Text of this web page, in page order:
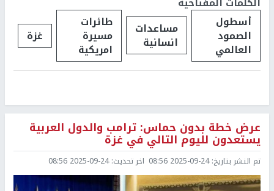
أسطول
الصمود
العالمي
مساعدات
انسانية
طائرات
مسيرة
امريكية
غزة
عرض خطة بدون حماس: ترامب والدول العربية
يستعدون لليوم التالي في غزة
تم النشر بتاريخ:2025-09-24 08:56 اخر تحديث:2025-09-24 08:56